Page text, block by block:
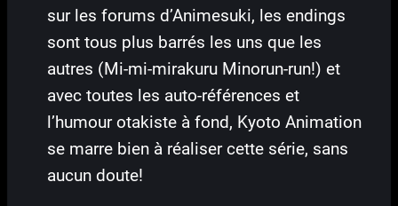
sur les forums d’Animesuki, les endings
sont tous plus barrés les uns que les
autres (Mi-mi-mirakuru Minorun-run!) et
avec toutes les auto-références et
l’humour otakiste à fond, Kyoto Animation
se marre bien à réaliser cette série, sans
aucun doute!